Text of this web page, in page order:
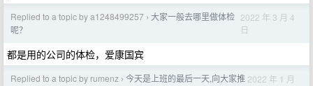
Replied to a topic by a1248499257 › 大家一般去哪里做体检
呢？
2022 年 3 月 4
日
都是用的公司的体检，爱康国宾
Replied to a topic by rumenz › 今天是上班的最后一天,向大家推 2022 年 1 月